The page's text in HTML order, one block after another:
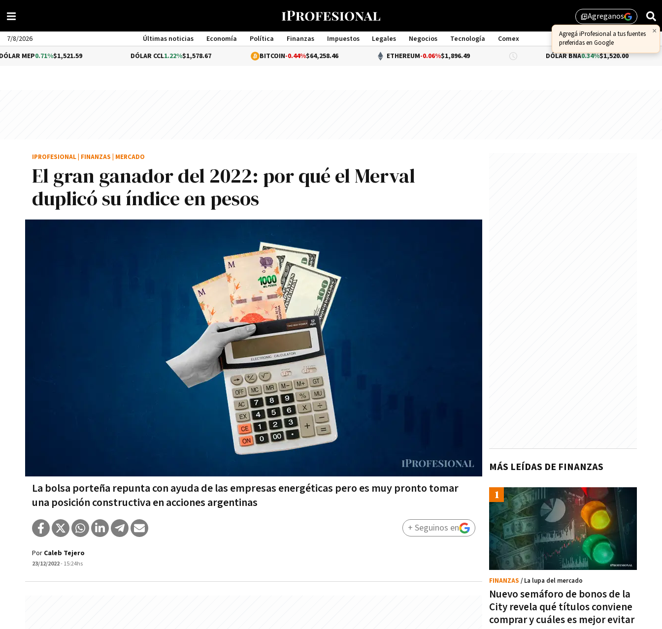
library_addAgreganos
×
Agregá iProfesional a tus fuentes
preferidas en Google
7/8/2026 Últimas noticias Economía Política Finanzas Impuestos Legales Negocios Tecnología
Comex
Management
$1,521.59 1.22%$1,578.67 -0.44%$64,258.46 ETHEREUM-0.06%$1,896.49 DÓLAR BNA 0.34%$1,520.00 DÓLAR
El gran ganador del 2022: por qué el Merval
duplicó su índice en pesos
La bolsa porteña repunta con ayuda de las empresas energéticas pero es muy pronto tomar
una posición constructiva en acciones argentinas
IPROFESIONAL FINANZAS MERCADO
Por Caleb Tejero
23/12/2022- 15:24hs
+ Seguinos en
MÁS LEÍDAS DE FINANZAS
Nuevo semáforo de bonos de la
City revela qué títulos conviene
comprar y cuáles es mejor evitar
FINANZAS / La lupa del mercado